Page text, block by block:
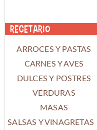
Recetario
ARROCES Y PASTAS
CARNES Y AVES
DULCES Y POSTRES
VERDURAS
MASAS
SALSAS Y VINAGRETAS